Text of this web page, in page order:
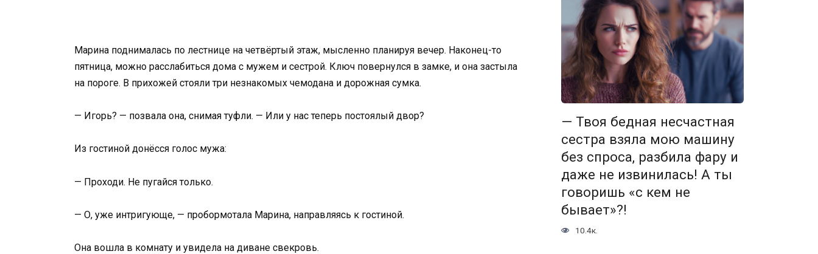
Марина поднималась по лестнице на четвёртый этаж, мысленно планируя вечер. Наконец-то
пятница, можно расслабиться дома с мужем и сестрой. Ключ повернулся в замке, и она застыла
на пороге. В прихожей стояли три незнакомых чемодана и дорожная сумка.
— Игорь? — позвала она, снимая туфли. — Или у нас теперь постоялый двор?
Из гостиной донёсся голос мужа:
— Проходи. Не пугайся только.
— О, уже интригующе, — пробормотала Марина, направляясь к гостиной.
Она вошла в комнату и увидела на диване свекровь.
— Твоя бедная несчастная
сестра взяла мою машину
без спроса, разбила фару и
даже не извинилась! А ты
говоришь «с кем не
бывает»?!
10.4к.